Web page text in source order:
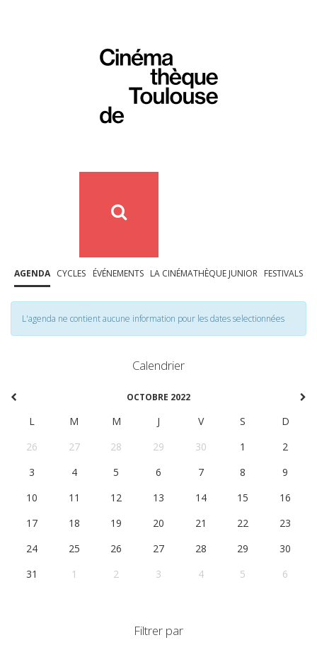
AGENDA CYCLES ÉVÉNEMENTS LA CINÉMATHÈQUE JUNIOR FESTIVALS
L'agenda ne contient aucune information pour les dates selectionnées
Calendrier
OCTOBRE 2022
L M M J V S
D
26
27 28 29 30 1
2
3
4 5 6 7 8
9
10
11 12 13 14 15
16
17
18 19 20 21 22
23
24
25 26 27 28 29
30
31
1 2 3 4 5 6
Filtrer par